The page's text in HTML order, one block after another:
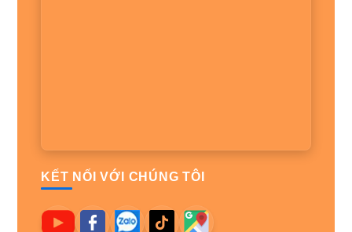
KẾT NỐI VỚI CHÚNG TÔI